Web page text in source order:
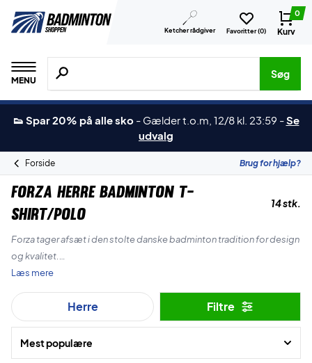
Ketcher rådgiver Favoritter (0)
0
Kurv
MENU
Søg efter produkter, mærker etc.
Søg
👟 Spar 20% på alle sko - Gælder t.o.m, 12/8 kl. 23:59 -Se
udvalg
Forside Brug for hjælp?
Forza Herre Badminton T-
shirt/Polo
14 stk.
Forza tager afsæt i den stolte danske badminton tradition for design
og kvalitet.
stilfuldte kvalitets badminton t-shirts og poloer til herre.
Find dine favoritter her på siden og få dem leveret lynhurtigt.
Læs mere
Herre Filtre
Mest populære